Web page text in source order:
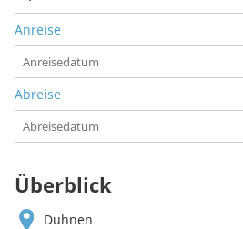
Anreise
Abreise
Überblick
Duhnen